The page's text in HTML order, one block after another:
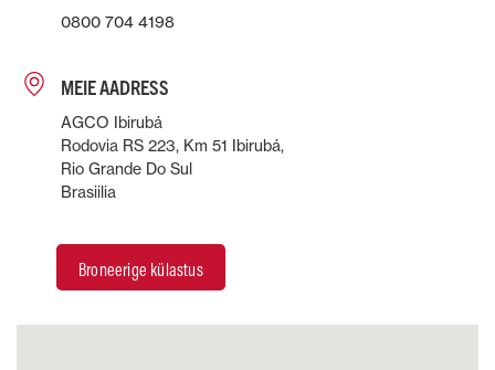
0800 704 4198
MEIE AADRESS
AGCO Ibirubá
Rodovia RS 223, Km 51 Ibirubá,
Rio Grande Do Sul
Brasiilia
Broneerige külastus